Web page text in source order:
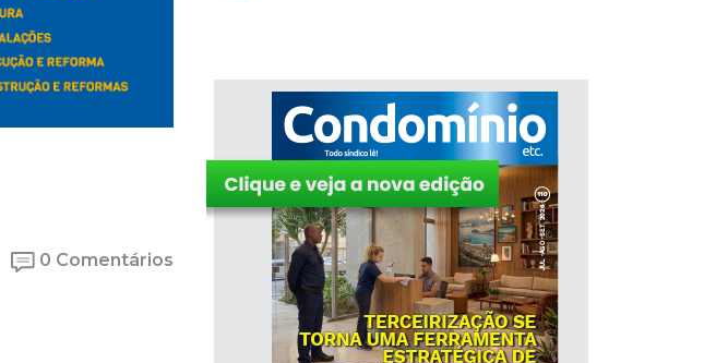
0 Comentários